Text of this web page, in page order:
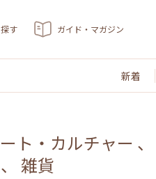
す ガイド・マガジン
新着
ト・カルチャー 、
、 雑貨